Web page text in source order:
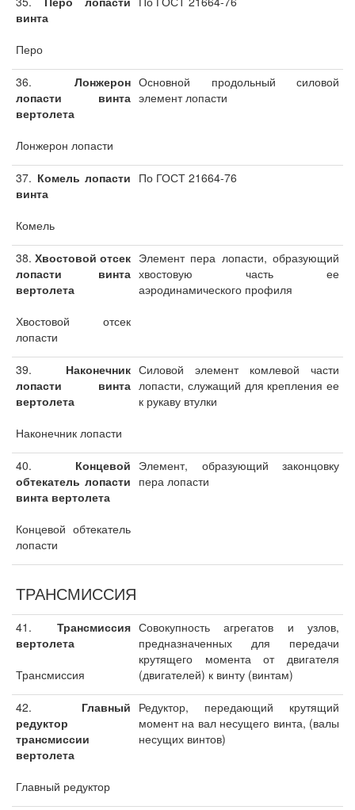
винта
Перо
36. Лонжерон
лопасти винта
вертолета
Лонжерон лопасти
Основной продольный силовой
элемент лопасти
37. Комель лопасти
винта
Комель
По ГОСТ 21664-76
38. Хвостовой отсек
лопасти винта
вертолета
Хвостовой отсек
лопасти
Элемент пера лопасти, образующий
хвостовую часть ее
аэродинамического профиля
39. Наконечник
лопасти винта
вертолета
Наконечник лопасти
Силовой элемент комлевой части
лопасти, служащий для крепления ее
к рукаву втулки
40. Концевой
обтекатель лопасти
винта вертолета
Концевой обтекатель
лопасти
Элемент, образующий законцовку
пера лопасти
ТРАНСМИССИЯ
41. Трансмиссия
вертолета
Трансмиссия
Совокупность агрегатов и узлов,
предназначенных для передачи
крутящего момента от двигателя
(двигателей) к винту (винтам)
42. Главный
редуктор
трансмиссии
вертолета
Главный редуктор
Редуктор, передающий крутящий
момент на вал несущего винта, (валы
несущих винтов)